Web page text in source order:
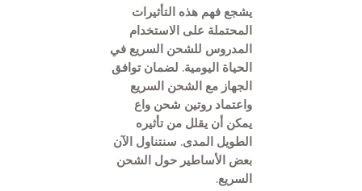
يشجع فهم هذه التأثيرات
المحتملة على الاستخدام
المدروس للشحن السريع في
الحياة اليومية. لضمان توافق
الجهاز مع الشحن السريع
واعتماد روتين شحن واع
يمكن أن يقلل من تأثيره
الطويل المدى. سنتناول الآن
بعض الأساطير حول الشحن
السريع.